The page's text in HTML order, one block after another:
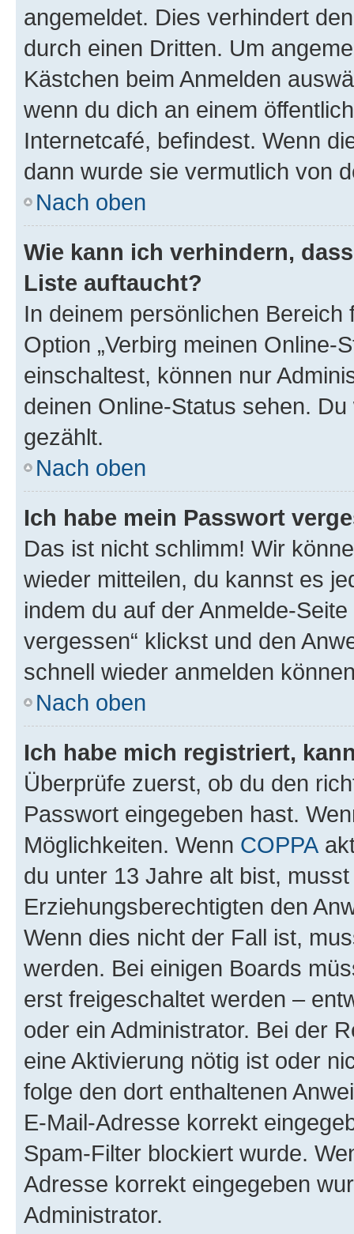
angemeldet. Dies verhindert
durch einen Dritten. Um
Kästchen beim Anmelden
wenn du dich an einem
Internetcafé, befindest. Wenn
dann wurde sie vermutlich von
Nach oben
Wie kann ich verhindern,
Liste auftaucht?
In deinem persönlichen
Option „Verbirg meinen Online-
einschaltest, können nur
deinen Online-Status sehen.
gezählt.
Nach oben
Ich habe mein Passwort
Das ist nicht schlimm! Wir
wieder mitteilen, du kannst es
indem du auf der Anmelde-
vergessen“ klickst und den
schnell wieder anmelden
Nach oben
Ich habe mich registriert,
Überprüfe zuerst, ob du den
Passwort eingegeben hast.
Möglichkeiten. Wenn COPPA
du unter 13 Jahre alt bist,
Erziehungsberechtigten den
Wenn dies nicht der Fall ist,
werden. Bei einigen Boards
erst freigeschaltet werden –
oder ein Administrator. Bei der
eine Aktivierung nötig ist oder
folge den dort enthaltenen
E-Mail-Adresse korrekt
Spam-Filter blockiert wurde.
Adresse korrekt eingegeben
Administrator.